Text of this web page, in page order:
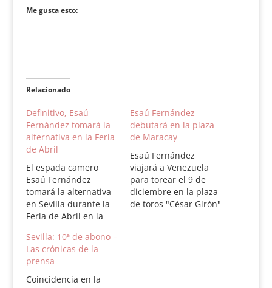
Me gusta esto:
Relacionado
Definitivo, Esaú
Fernández tomará la
alternativa en la Feria
de Abril
El espada camero
Esaú Fernández
tomará la alternativa
en Sevilla durante la
Feria de Abril en la
Morante de la Puebla
de padrino y El Cid
como testigo. La
corrida se celebrará el
Esaú Fernández
debutará en la plaza
de Maracay
Esaú Fernández
viajará a Venezuela
para torear el 9 de
diciembre en la plaza
de toros "César Girón"
Sevilla: 10ª de abono –
Las crónicas de la
prensa
Coincidencia en la